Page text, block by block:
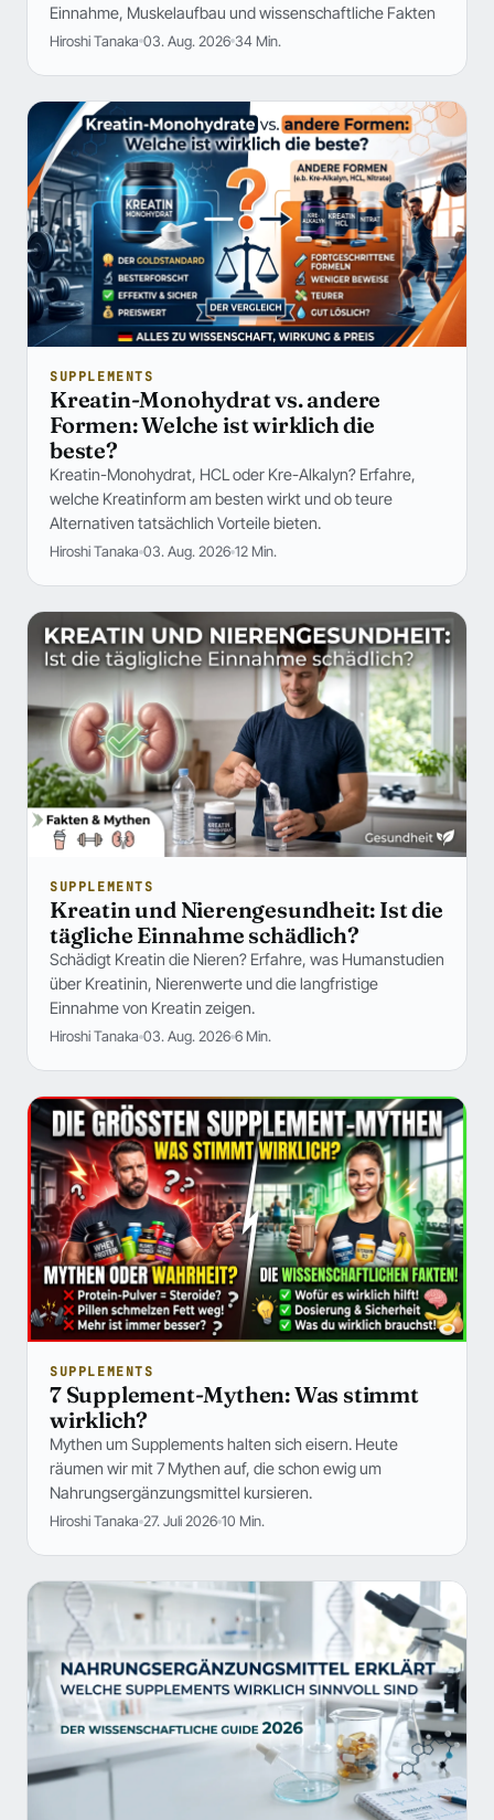
Einnahme, Muskelaufbau und wissenschaftliche Fakten
Hiroshi Tanaka 03. Aug. 2026 34 Min.
SUPPLEMENTS
Kreatin-Monohydrat vs. andere
Formen: Welche ist wirklich die
beste?
Kreatin-Monohydrat, HCL oder Kre-Alkalyn? Erfahre,
welche Kreatinform am besten wirkt und ob teure
Alternativen tatsächlich Vorteile bieten.
Hiroshi Tanaka 03. Aug. 2026 12 Min.
SUPPLEMENTS
Kreatin und Nierengesundheit: Ist die
tägliche Einnahme schädlich?
Schädigt Kreatin die Nieren? Erfahre, was Humanstudien
über Kreatinin, Nierenwerte und die langfristige
Einnahme von Kreatin zeigen.
Hiroshi Tanaka 03. Aug. 2026 6 Min.
SUPPLEMENTS
7 Supplement-Mythen: Was stimmt
wirklich?
Mythen um Supplements halten sich eisern. Heute
räumen wir mit 7 Mythen auf, die schon ewig um
Nahrungsergänzungsmittel kursieren.
Hiroshi Tanaka 27. Juli 2026 10 Min.